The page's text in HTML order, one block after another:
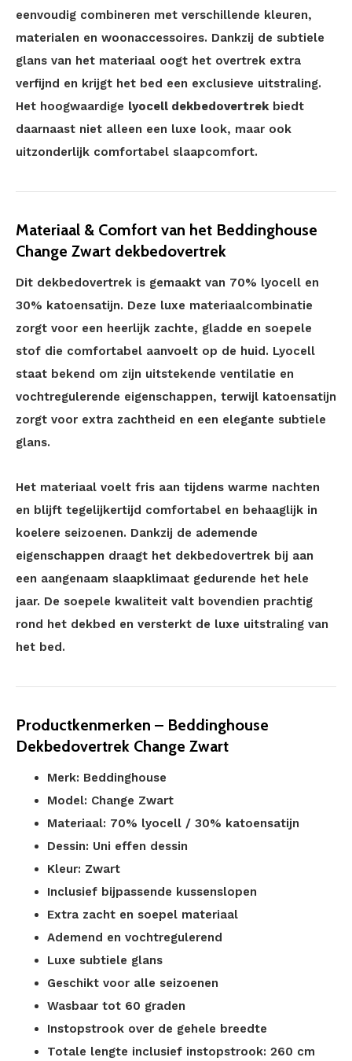
eenvoudig combineren met verschillende kleuren,
materialen en woonaccessoires. Dankzij de subtiele
glans van het materiaal oogt het overtrek extra
verfijnd en krijgt het bed een exclusieve uitstraling.
Het hoogwaardige lyocell dekbedovertrekbiedt
daarnaast niet alleen een luxe look, maar ook
uitzonderlijk comfortabel slaapcomfort.
Materiaal & Comfort van het Beddinghouse
Change Zwart dekbedovertrek
Dit dekbedovertrek is gemaakt van 70% lyocell en
30% katoensatijn. Deze luxe materiaalcombinatie
zorgt voor een heerlijk zachte, gladde en soepele
stof die comfortabel aanvoelt op de huid. Lyocell
staat bekend om zijn uitstekende ventilatie en
vochtregulerende eigenschappen, terwijl katoensatijn
zorgt voor extra zachtheid en een elegante subtiele
glans.
Het materiaal voelt fris aan tijdens warme nachten
en blijft tegelijkertijd comfortabel en behaaglijk in
koelere seizoenen. Dankzij de ademende
eigenschappen draagt het dekbedovertrek bij aan
een aangenaam slaapklimaat gedurende het hele
jaar. De soepele kwaliteit valt bovendien prachtig
rond het dekbed en versterkt de luxe uitstraling van
het bed.
Productkenmerken – Beddinghouse
Dekbedovertrek Change Zwart
Merk: Beddinghouse
Model: Change Zwart
Materiaal: 70% lyocell / 30% katoensatijn
Dessin: Uni effen dessin
Kleur: Zwart
Inclusief bijpassende kussenslopen
Extra zacht en soepel materiaal
Ademend en vochtregulerend
Luxe subtiele glans
Geschikt voor alle seizoenen
Wasbaar tot 60 graden
Instopstrook over de gehele breedte
Totale lengte inclusief instopstrook: 260 cm